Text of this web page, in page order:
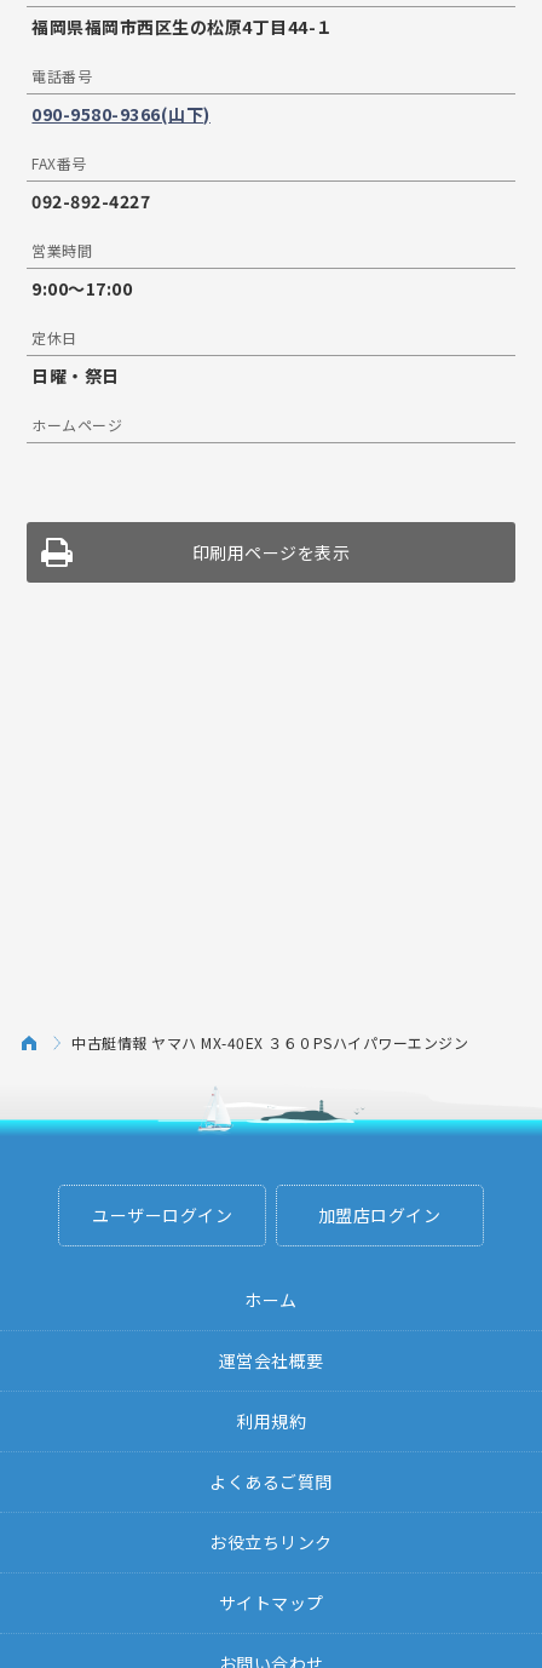
福岡県福岡市西区生の松原4丁目44-１
電話番号
090-9580-9366(山下)
FAX番号
092-892-4227
営業時間
9:00〜17:00
定休日
日曜・祭日
ホームページ
印刷用ページを表示
中古艇情報 ヤマハ MX-40EX ３６０PSハイパワーエンジン
ユーザーログイン 加盟店ログイン
ホーム
運営会社概要
利用規約
よくあるご質問
お役立ちリンク
サイトマップ
お問い合わせ